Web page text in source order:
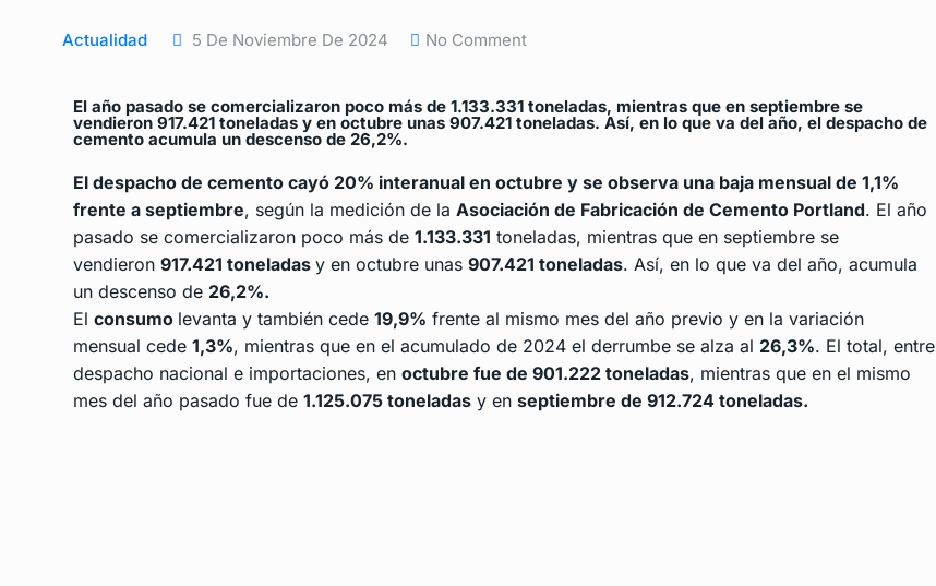
Actualidad 5 De Noviembre De 2024 No Comment
El año pasado se comercializaron poco más de 1.133.331 toneladas, mientras que en septiembre se
vendieron 917.421 toneladas y en octubre unas 907.421 toneladas. Así, en lo que va del año, el despacho de
cemento acumula un descenso de 26,2%.
El despacho de cemento cayó 20% interanual en octubre y se observa una baja mensual de 1,1%
frente a septiembre, según la medición de la Asociación de Fabricación de Cemento Portland. El año
pasado se comercializaron poco más de 1.133.331 toneladas, mientras que en septiembre se
vendieron 917.421 toneladas y en octubre unas 907.421 toneladas. Así, en lo que va del año, acumula
un descenso de 26,2%.
El consumo levanta y también cede 19,9% frente al mismo mes del año previo y en la variación
mensual cede 1,3%, mientras que en el acumulado de 2024 el derrumbe se alza al 26,3%. El total, entre
despacho nacional e importaciones, en octubre fue de 901.222 toneladas, mientras que en el mismo
mes del año pasado fue de 1.125.075 toneladas y en septiembre de 912.724 toneladas.